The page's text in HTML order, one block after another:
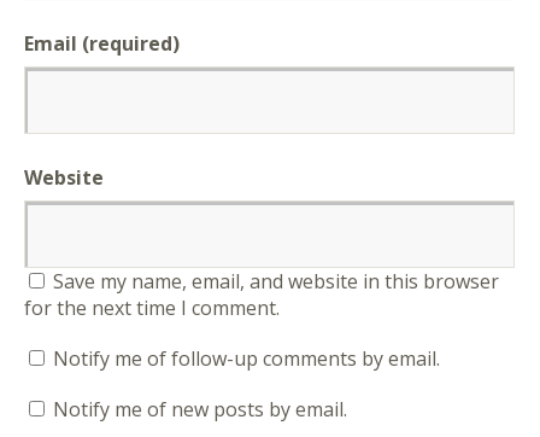
Email (required)
Website
Save my name, email, and website in this browser
for the next time I comment.
Notify me of follow-up comments by email.
Notify me of new posts by email.